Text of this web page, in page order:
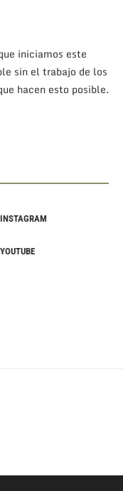
iniciamos este
sin el trabajo de los
hacen esto posible.
INSTAGRAM
YOUTUBE